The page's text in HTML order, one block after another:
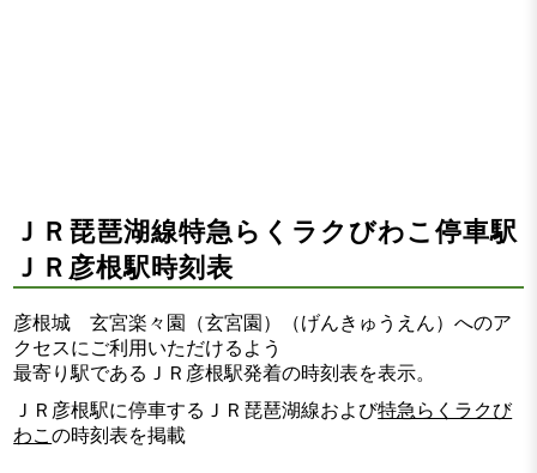
ＪＲ琵琶湖線特急らくラクびわこ停車駅
ＪＲ彦根駅時刻表
彦根城 玄宮楽々園（玄宮園）（げんきゅうえん）へのア
クセスにご利用いただけるよう
最寄り駅であるＪＲ彦根駅発着の時刻表を表示。
ＪＲ彦根駅に停車するＪＲ琵琶湖線および特急らくラクび
わこの時刻表を掲載